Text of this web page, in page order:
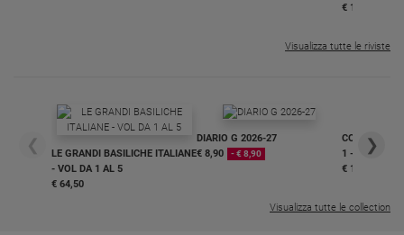
€ 16,99
Visualizza tutte le riviste
❮
LE GRANDI BASILICHE ITALIANE
- VOL DA 1 AL 5
€ 64,50
DIARIO G 2026-27
€ 8,90
- € 8,90
COLLANA
1 - 2
€ 18,50
❯
Visualizza tutte le collection